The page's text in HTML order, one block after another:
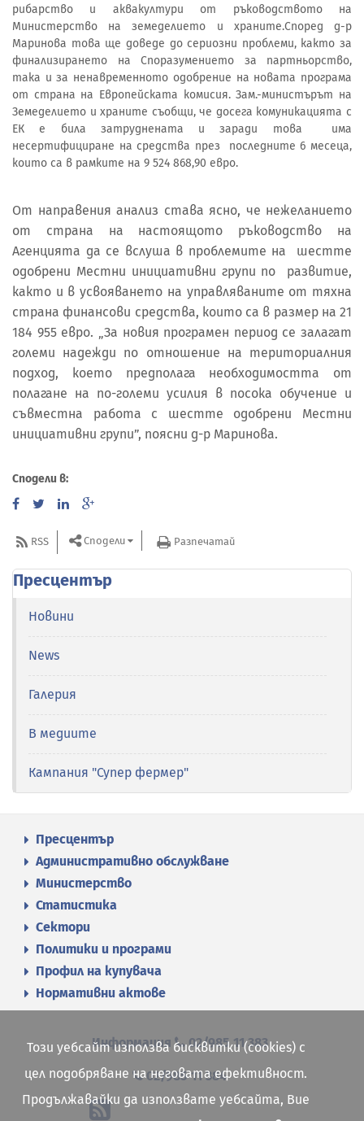
рибарство и аквакултури от ръководството на
Министерство на земеделието и храните.Според д-р
Маринова това ще доведе до сериозни проблеми, както за
финализирането на Споразумението за партньорство,
така и за ненавременното одобрение на новата програма
от страна на Европейската комисия. Зам.-министърът на
Земеделието и храните съобщи, че досега комуникацията с
ЕК е била затруднената и заради това има
несертифициране на средства през последните 6 месеца,
които са в рамките на 9 524 868,90 евро.
От направения анализ става ясно, че нежеланието
от страна на настоящото ръководство на
Агенцията да се вслуша в проблемите на шестте
одобрени Местни инициативни групи по развитие,
както и в усвояването на управляваните от тяхна
страна финансови средства, които са в размер на 21
184 955 евро. „За новия програмен период се залагат
големи надежди по отношение на териториалния
подход, което предполага необходимостта от
полагане на по-големи усилия в посока обучение и
съвместна работа с шестте одобрени Местни
инициативни групи”, поясни д-р Маринова.
Сподели в:
RSS Сподели Разпечатай
Пресцентър
Новини
News
Галерия
В медиите
Кампания "Супер фермер"
Пресцентър
Административно обслужване
Министерство
Статистика
Сектори
Политики и програми
Профил на купувача
Нормативни актове
Информация 02/985 11 383
02/985 11 384
Този уебсайт използва бисквитки (cookies) с
цел подобряване на неговата ефективност.
Продължавайки да използвате уебсайта, Вие